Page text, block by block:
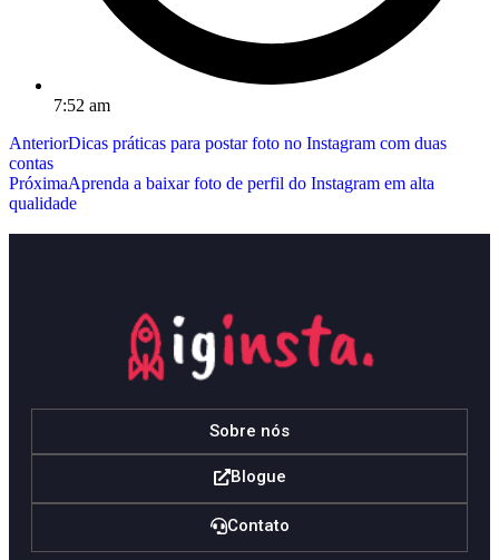
7:52 am
AnteriorDicas práticas para postar foto no Instagram com duas
contas
PróximaAprenda a baixar foto de perfil do Instagram em alta
qualidade
Sobre nós
Blogue
Contato